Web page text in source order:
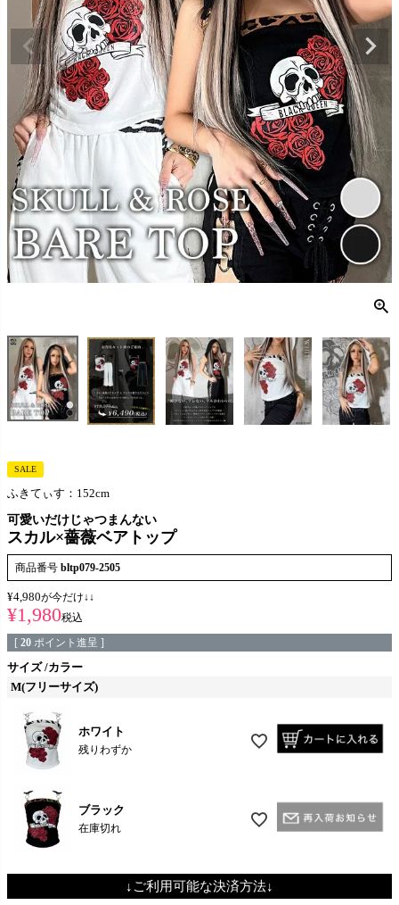
SALE
ふきてぃす：152cm
可愛いだけじゃつまんない
スカル×薔薇ベアトップ
商品番号 bltp079-2505
¥4,980が今だけ↓↓
¥1,980税込
[ 20 ポイント進呈 ]
サイズ カラー
M(フリーサイズ)
ホワイト
残りわずか
ブラック
在庫切れ
↓ご利用可能な決済方法↓